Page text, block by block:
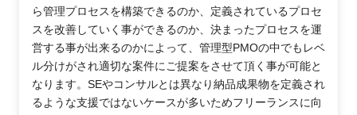
ら管理プロセスを構築できるのか、定義されているプロセ
スを改善していく事ができるのか、決まったプロセスを運
営する事が出来るのかによって、管理型PMOの中でもレベ
ル分けがされ適切な案件にご提案をさせて頂く事が可能と
なります。SEやコンサルとは異なり納品成果物を定義され
るような支援ではないケースが多いためフリーランスに向